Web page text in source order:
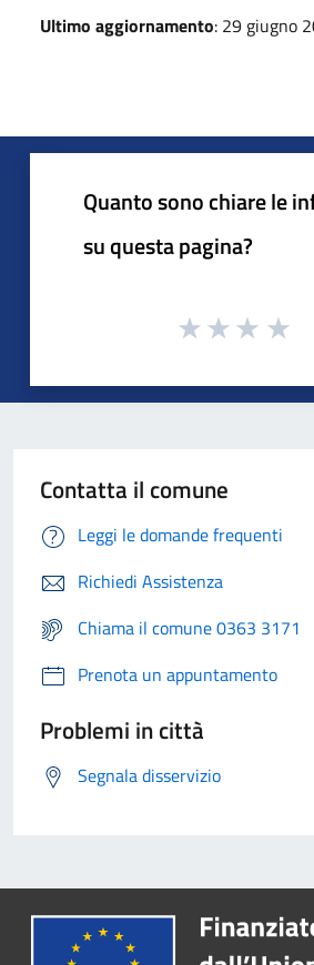
Ultimo aggiornamento: 29 giugno
Quanto sono chiare le
su questa pagina?
Contatta il comune
Leggi le domande frequenti
Richiedi Assistenza
Chiama il comune 0363 3171
Prenota un appuntamento
Problemi in città
Segnala disservizio